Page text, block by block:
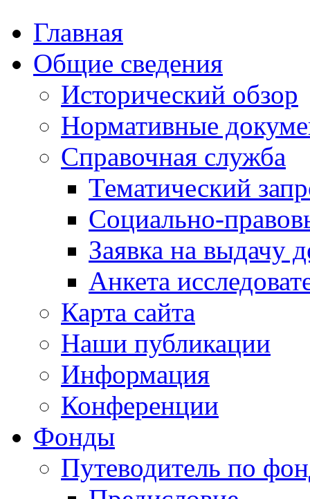
Главная
Общие сведения
Исторический обзор
Нормативные
Справочная служба
Тематический
Социально-
Заявка на выдачу
Анкета
Карта сайта
Наши публикации
Информация
Конференции
Фонды
Путеводитель по